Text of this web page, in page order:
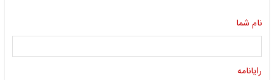
نام شما
رایانامه